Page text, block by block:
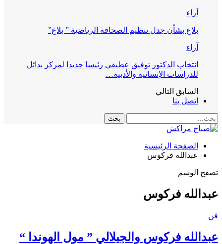
آراء
بلاغ بشأن جدل تنظيم الصحافة الرياضية ” بلاغ”
آراء
انتخاب الدكتور توفيق عطيفي رئيسا جديدا لمركز بدائل
للدراسات الإنسانية والأدبية…
السابق التالي
اتصل بنا
الصفحة الرئيسية
عبدالله فركوس
تصفح الوسم
عبدالله فركوس
فن
عبدالله فركوس والجيلالي ” مول الهوندا “